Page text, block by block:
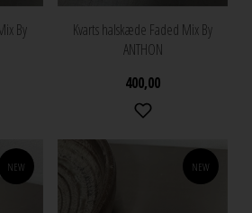
By
Kvarts halskæde Faded Mix By
ANTHON
400,00
NEW NEW